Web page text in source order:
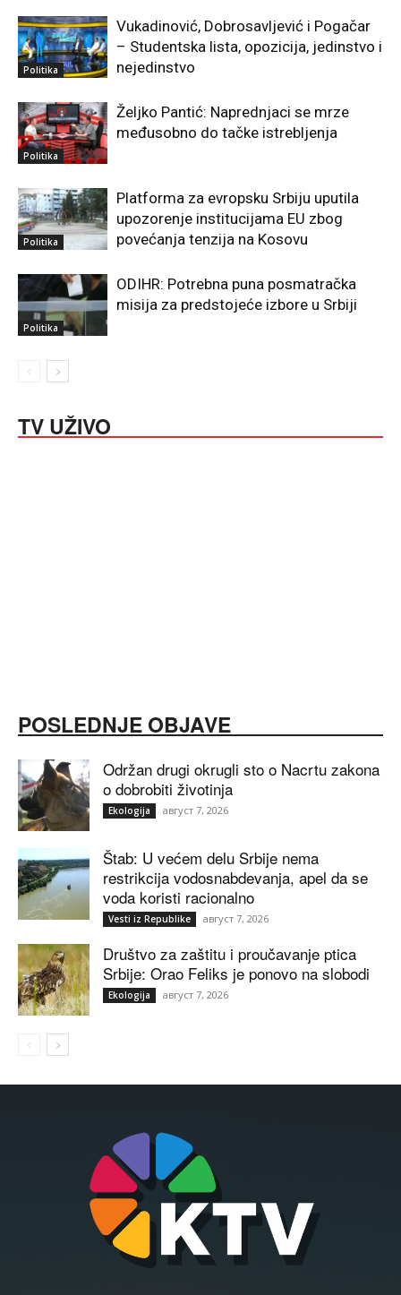
Politika
Vukadinović, Dobrosavljević i Pogačar
– Studentska lista, opozicija, jedinstvo i
nejedinstvo
Politika
Željko Pantić: Naprednjaci se mrze
međusobno do tačke istrebljenja
Politika
Platforma za evropsku Srbiju uputila
upozorenje institucijama EU zbog
povećanja tenzija na Kosovu
Politika
ODIHR: Potrebna puna posmatračka
misija za predstojeće izbore u Srbiji
TV UŽIVO
POSLEDNJE OBJAVE
Održan drugi okrugli sto o Nacrtu zakona
o dobrobiti životinja
Ekologija август 7, 2026
Štab: U većem delu Srbije nema
restrikcija vodosnabdevanja, apel da se
voda koristi racionalno
Vesti iz Republike август 7, 2026
Društvo za zaštitu i proučavanje ptica
Srbije: Orao Feliks je ponovo na slobodi
Ekologija август 7, 2026